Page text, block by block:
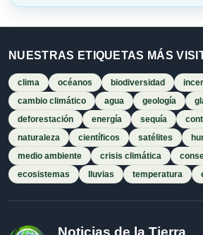
NUESTRAS ETIQUETAS MÁS
clima océanos biodiversidad
cambio climático
agua geología
deforestación
energía sequía
naturaleza
científicos satélites
medio ambiente
crisis climática
ecosistemas
lluvias temperatura